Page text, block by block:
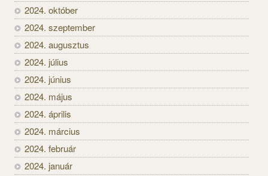
2024. október
2024. szeptember
2024. augusztus
2024. július
2024. június
2024. május
2024. április
2024. március
2024. február
2024. január